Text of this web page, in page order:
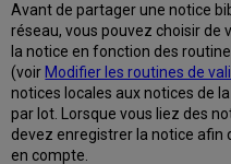
Avant de partager une notice
réseau, vous pouvez choisir de
la notice en fonction des
(voir Modifier les routines de
notices locales aux notices de
par lot. Lorsque vous liez des
devez enregistrer la notice afin
en compte.